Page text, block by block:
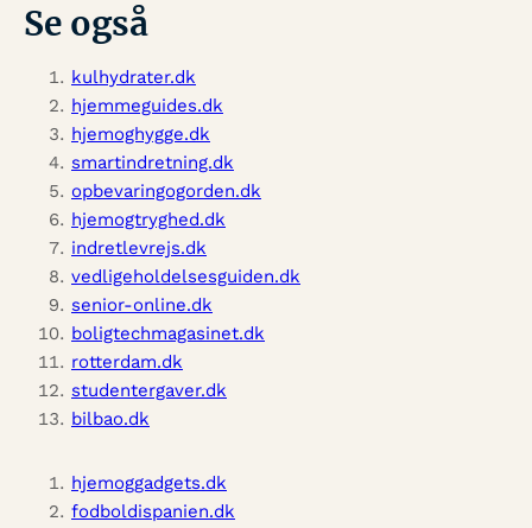
Se også
kulhydrater.dk
hjemmeguides.dk
hjemoghygge.dk
smartindretning.dk
opbevaringogorden.dk
hjemogtryghed.dk
indretlevrejs.dk
vedligeholdelsesguiden.dk
senior-online.dk
boligtechmagasinet.dk
rotterdam.dk
studentergaver.dk
bilbao.dk
hjemoggadgets.dk
fodboldispanien.dk